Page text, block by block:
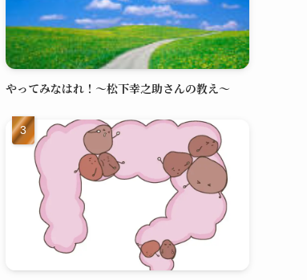
やってみなはれ！～松下幸之助さんの教え～